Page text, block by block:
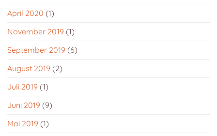
April 2020 (1)
November 2019 (1)
September 2019 (6)
August 2019 (2)
Juli 2019 (1)
Juni 2019 (9)
Mai 2019 (1)